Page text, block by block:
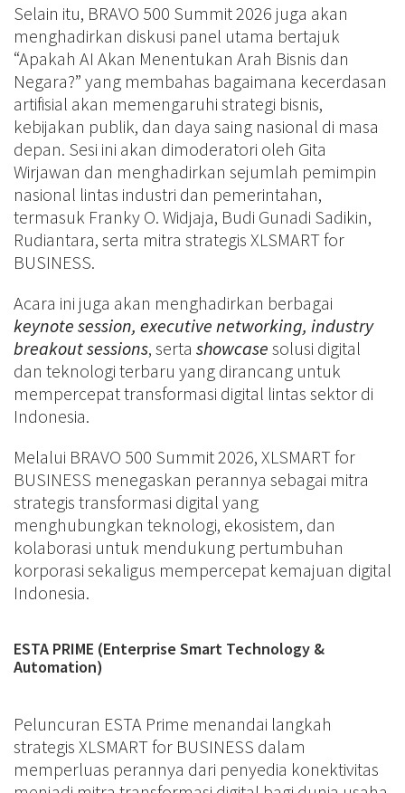
Selain itu, BRAVO 500 Summit 2026 juga akan
menghadirkan diskusi panel utama bertajuk
“Apakah AI Akan Menentukan Arah Bisnis dan
Negara?” yang membahas bagaimana kecerdasan
artifisial akan memengaruhi strategi bisnis,
kebijakan publik, dan daya saing nasional di masa
depan. Sesi ini akan dimoderatori oleh Gita
Wirjawan dan menghadirkan sejumlah pemimpin
nasional lintas industri dan pemerintahan,
termasuk Franky O. Widjaja, Budi Gunadi Sadikin,
Rudiantara, serta mitra strategis XLSMART for
BUSINESS.
Acara ini juga akan menghadirkan berbagai
keynote session, executive networking, industry
breakout sessions, serta showcase solusi digital
dan teknologi terbaru yang dirancang untuk
mempercepat transformasi digital lintas sektor di
Indonesia.
Melalui BRAVO 500 Summit 2026, XLSMART for
BUSINESS menegaskan perannya sebagai mitra
strategis transformasi digital yang
menghubungkan teknologi, ekosistem, dan
kolaborasi untuk mendukung pertumbuhan
korporasi sekaligus mempercepat kemajuan digital
Indonesia.
ESTA PRIME (Enterprise Smart Technology &
Automation)
Peluncuran ESTA Prime menandai langkah
strategis XLSMART for BUSINESS dalam
memperluas perannya dari penyedia konektivitas